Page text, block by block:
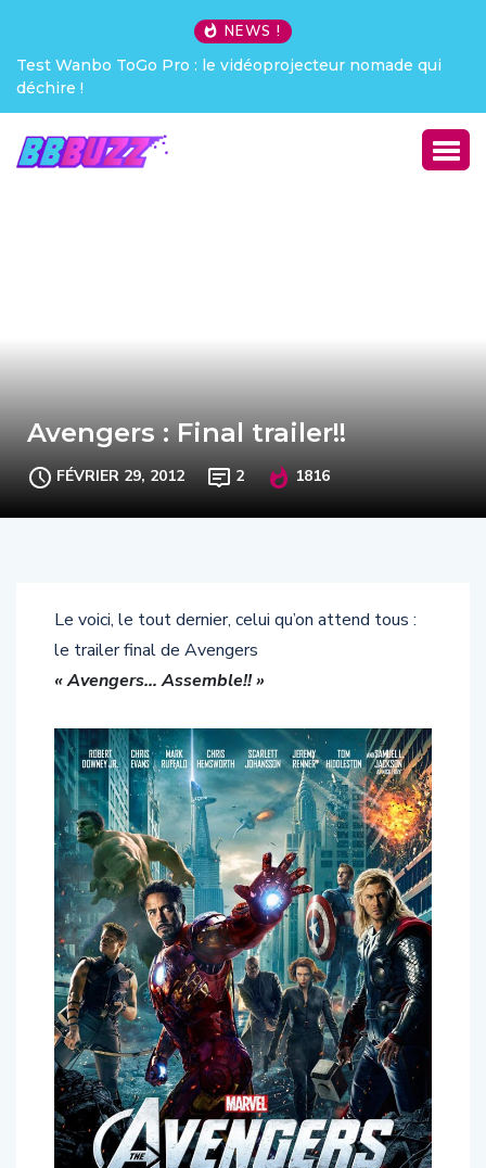
NEWS !
nomade qui
Creative Pebble X : j’ai été choqué !
Avengers : Final trailer!!
FÉVRIER 29, 2012 2 1816
Le voici, le tout dernier, celui qu’on attend tous :
le trailer final de Avengers
« Avengers… Assemble!! »